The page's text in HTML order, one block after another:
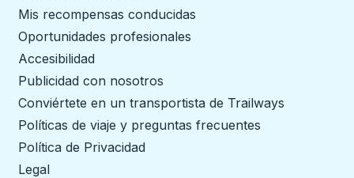
Mis recompensas conducidas
Oportunidades profesionales
Accesibilidad
Publicidad con nosotros
Conviértete en un transportista de Trailways
Políticas de viaje y preguntas frecuentes
Política de Privacidad
Legal